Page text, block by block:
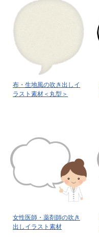
布・生地風の吹き出しイ
ラスト素材＜丸型＞
女性医師・薬剤師の吹き
出しイラスト素材